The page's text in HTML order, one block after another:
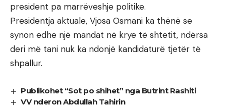
president pa marrëveshje politike.
Presidentja aktuale, Vjosa Osmani ka thënë se
synon edhe një mandat në krye të shtetit, ndërsa
deri më tani nuk ka ndonjë kandidaturë tjetër të
shpallur.
Publikohet “Sot po shihet” nga Butrint Rashiti
VV nderon Abdullah Tahirin